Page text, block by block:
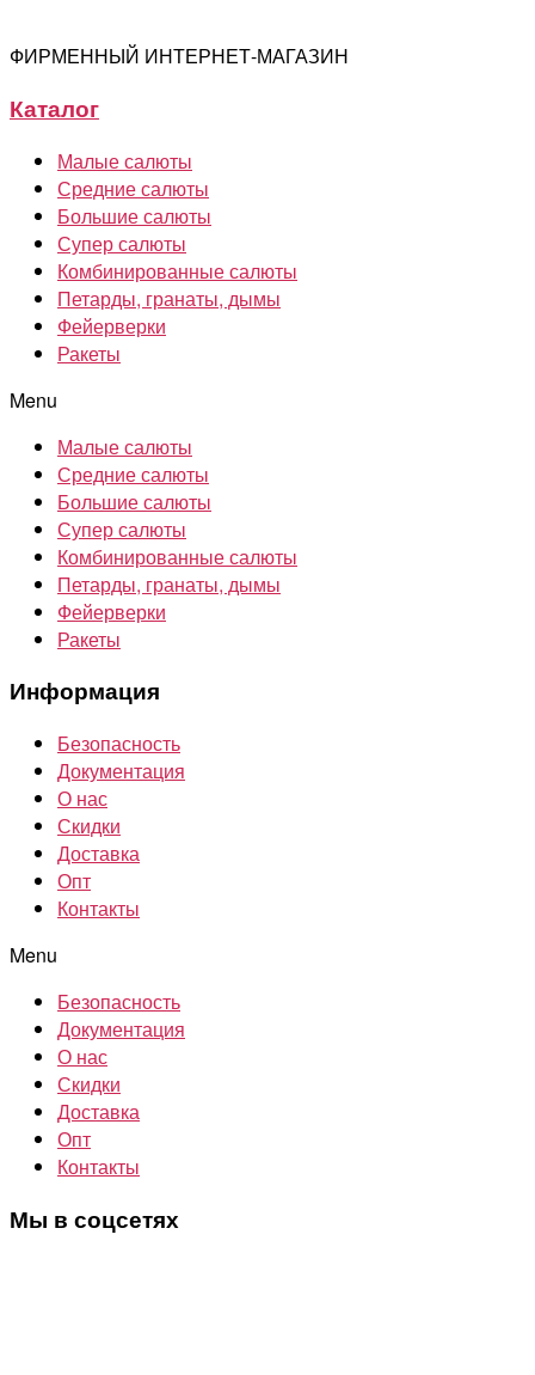
ФИРМЕННЫЙ ИНТЕРНЕТ-МАГАЗИН
Каталог
Малые салюты
Средние салюты
Большие салюты
Супер салюты
Комбинированные салюты
Петарды, гранаты, дымы
Фейерверки
Ракеты
Menu
Малые салюты
Средние салюты
Большие салюты
Супер салюты
Комбинированные салюты
Петарды, гранаты, дымы
Фейерверки
Ракеты
Информация
Безопасность
Документация
О нас
Скидки
Доставка
Опт
Контакты
Menu
Безопасность
Документация
О нас
Скидки
Доставка
Опт
Контакты
Мы в соцсетях